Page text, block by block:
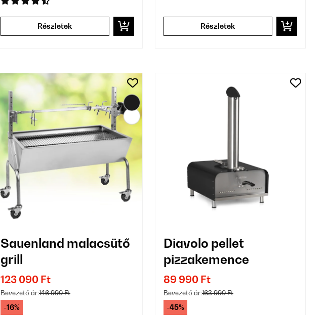
Részletek Részletek
Sauenland malacsütő
grill
123 090 Ft
Bevezető ár:146 990 Ft
-16%
Diavolo pellet
pizzakemence
89 990 Ft
Bevezető ár:163 990 Ft
-45%